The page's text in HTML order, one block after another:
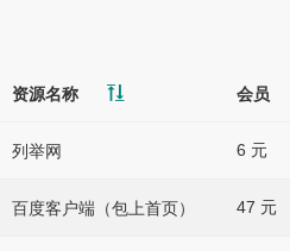
资源名称 会员
列举网 6 元
百度客户端（包上首页） 47 元